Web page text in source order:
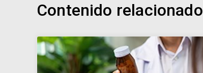
Contenido relacionado